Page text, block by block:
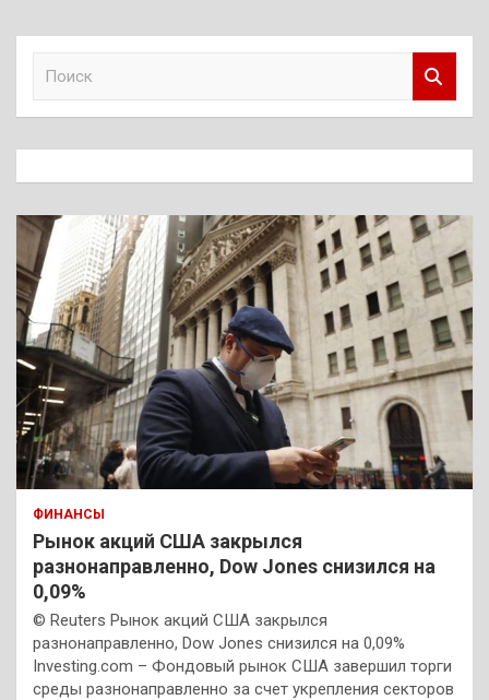
к
ФИНАНСЫ
Рынок акций США закрылся
разнонаправленно, Dow Jones снизился на
0,09%
© Reuters Рынок акций США закрылся
разнонаправленно, Dow Jones снизился на 0,09%
Investing.com – Фондовый рынок США завершил торги
среды разнонаправленно за счет укрепления секторов